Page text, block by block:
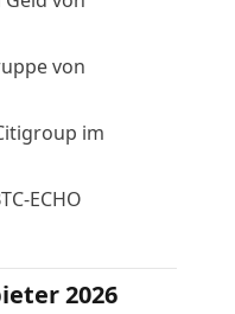
von
im
ECHO
2026